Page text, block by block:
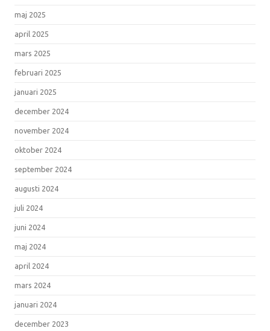
maj 2025
april 2025
mars 2025
februari 2025
januari 2025
december 2024
november 2024
oktober 2024
september 2024
augusti 2024
juli 2024
juni 2024
maj 2024
april 2024
mars 2024
januari 2024
december 2023